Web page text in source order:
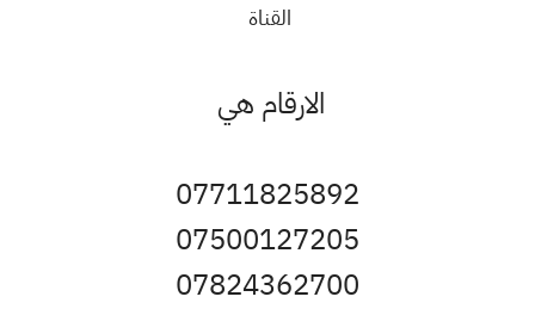
القناة
الارقام هي
07711825892
07500127205
07824362700